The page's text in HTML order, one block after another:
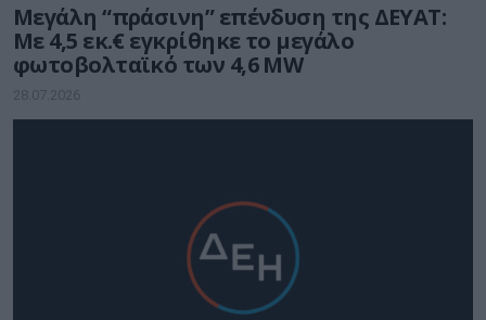
Μεγάλη “πράσινη” επένδυση της ΔΕΥΑΤ:
Με 4,5 εκ.€ εγκρίθηκε το μεγάλο
φωτοβολταϊκό των 4,6 MW
28.07.2026